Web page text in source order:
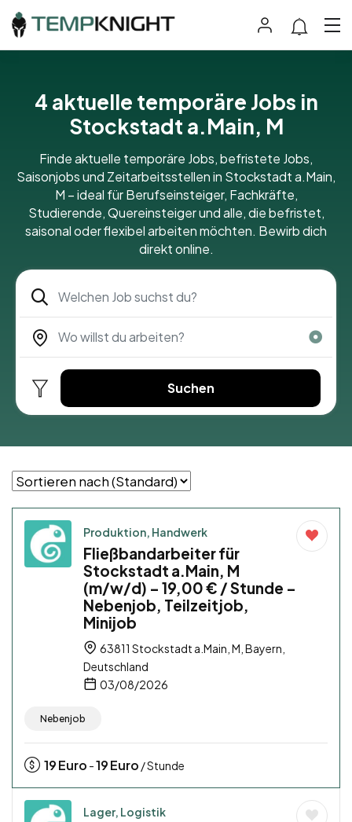
4 aktuelle temporäre Jobs in
Stockstadt a.Main, M
Finde aktuelle temporäre Jobs, befristete Jobs,
Saisonjobs und Zeitarbeitsstellen in Stockstadt a.Main,
M – ideal für Berufseinsteiger, Fachkräfte,
Studierende, Quereinsteiger und alle, die befristet,
saisonal oder flexibel arbeiten möchten. Bewirb dich
direkt online.
Suchen
Produktion, Handwerk
Fließbandarbeiter für
Stockstadt a.Main, M
(m/w/d) – 19,00 € / Stunde –
Nebenjob, Teilzeitjob,
Minijob
63811 Stockstadt a.Main, M, Bayern,
Deutschland
03/08/2026
Nebenjob
19Euro -19Euro / Stunde
Lager, Logistik